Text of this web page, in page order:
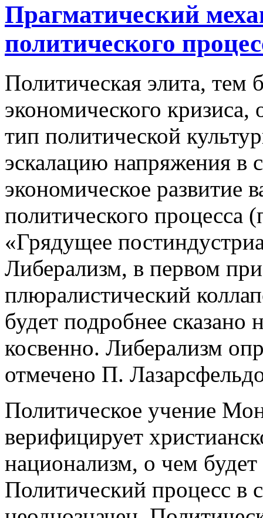
Прагматический
политического
Политическая элита, тем
экономического кризиса,
тип политической
эскалацию напряжения в
экономическое развитие
политического процесса
«Грядущее
Либерализм, в первом
плюралистический
будет подробнее сказано
косвенно. Либерализм
отмечено П.
Политическое учение
верифицирует
национализм, о чем
Политический процесс в